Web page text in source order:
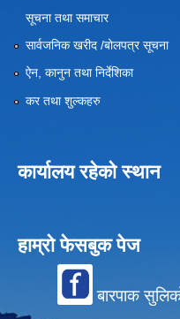
सूचना तथा समाचार
सार्वजनिक खरीद /बोलपत्र सूचना
ऐन, कानुन तथा निर्देशिका
कर तथा शुल्कहरु
कार्यालय रहेको स्थान
हाम्रो फेसबुक पेज
बारपाक